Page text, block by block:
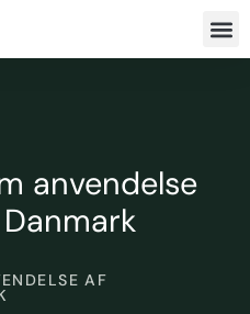
anvendelse
AF